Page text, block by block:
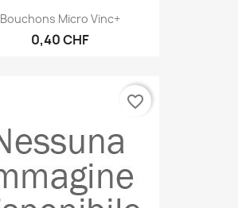
Bouchons Micro Vinc+
0,40 CHF
favorite_border